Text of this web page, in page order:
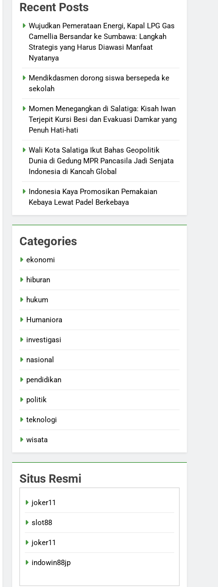
Recent Posts
Wujudkan Pemerataan Energi, Kapal LPG Gas
Camellia Bersandar ke Sumbawa: Langkah
Strategis yang Harus Diawasi Manfaat
Nyatanya
Mendikdasmen dorong siswa bersepeda ke
sekolah
Momen Menegangkan di Salatiga: Kisah Iwan
Terjepit Kursi Besi dan Evakuasi Damkar yang
Penuh Hati-hati
Wali Kota Salatiga Ikut Bahas Geopolitik
Dunia di Gedung MPR Pancasila Jadi Senjata
Indonesia di Kancah Global
Indonesia Kaya Promosikan Pemakaian
Kebaya Lewat Padel Berkebaya
Categories
ekonomi
hiburan
hukum
Humaniora
investigasi
nasional
pendidikan
politik
teknologi
wisata
Situs Resmi
joker11
slot88
joker11
indowin88jp